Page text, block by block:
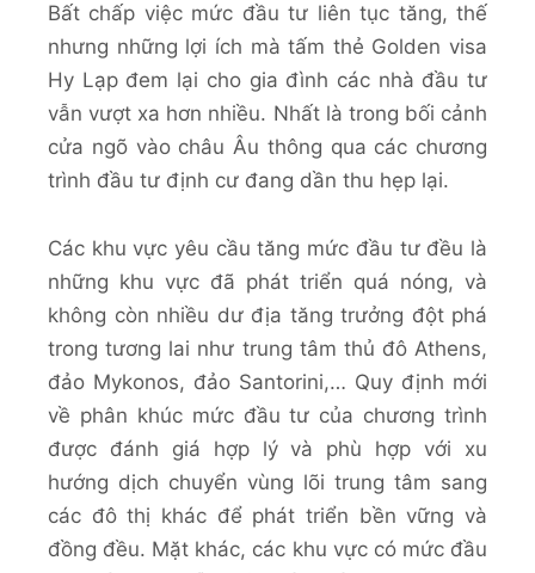
Bất chấp việc mức đầu tư liên tục tăng, thế
nhưng những lợi ích mà tấm thẻ Golden visa
Hy Lạp đem lại cho gia đình các nhà đầu tư
vẫn vượt xa hơn nhiều. Nhất là trong bối cảnh
cửa ngõ vào châu Âu thông qua các chương
trình đầu tư định cư đang dần thu hẹp lại.
Các khu vực yêu cầu tăng mức đầu tư đều là
những khu vực đã phát triển quá nóng, và
không còn nhiều dư địa tăng trưởng đột phá
trong tương lai như trung tâm thủ đô Athens,
đảo Mykonos, đảo Santorini,… Quy định mới
về phân khúc mức đầu tư của chương trình
được đánh giá hợp lý và phù hợp với xu
hướng dịch chuyển vùng lõi trung tâm sang
các đô thị khác để phát triển bền vững và
đồng đều. Mặt khác, các khu vực có mức đầu